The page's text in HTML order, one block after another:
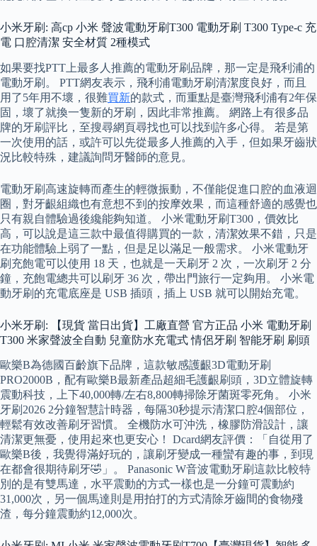
小米牙刷: 高cp 小米 聲波電動牙刷T300 電動牙刷 T300 Type-c 充
電 口腔清潔 安全材質 2種模式
如果要找PTT上最多人推薦的電動牙刷品牌，那一定是飛利浦的
電動牙刷。 PTT網友表示，飛利浦電動牙刷清潔度良好，而且
用了5年用不壞，很難買新的款式，而重點是臺灣飛利浦有2年保
固，壞了就換一隻新的牙刷，因此非常推薦。 網路上有很多品
牌的牙刷評比，至搜尋網頁尋找也可以找到許多心得。 若是第
一次使用的話，或許可以先從最多人推薦的入手，但如果牙齒狀
況比較特殊，建議詢問牙醫師的意見。
電動牙刷高速旋轉而產生的輕微振動，不僅能促進口腔的血液迴
圈，對牙齦組織也有意想不到的按摩效果，而這種舒適的感覺也
只有親自體驗過後纔能夠知道。 小米電動牙刷T300，價效比
高，可以說是這三款中最值得購買的一款，清潔效果不錯，只是
在功能體驗上弱了一點，但是足以滿足一般需求。 小米電動牙
刷充飽電可以使用 18 天，也就是一天刷牙 2 次，一次刷牙 2 分
鐘，充飽電總共可以刷牙 36 次，帶出門旅行一定夠用。 小米電
動牙刷的充電底座是 USB 插頭，插上 USB 就可以開始充電。
小米牙刷: 【現貨 當日出貨】工廠直營 官方正品 小米 電動牙刷
T300 米家聲波全自動 兒童防水充電式 情侶牙刷 智能牙刷 刷頭
歐樂B為德國百齡旗下品牌，這款敏感護齦3D電動牙刷
PRO2000B，配有歐樂B最新產品超細毛護齦刷頭，3D立體旋轉
震動科技，上下40,000轉/左右8,800轉掃除牙菌斑零死角。 小米
牙刷2026 2分鐘智慧計時器，每隔30秒提示清潔口腔4個部位，
輕鬆有效改善刷牙習慣。 全機防水可沖洗，橡膠防滑設計，讓
清潔更無憂，使用起來也更安心！ Dcard網友評價：「自從用了
歐樂B後，我覺得滿好玩的，讓刷牙變成一種蠻有趣的事，到現
在都會很期待刷牙🤣」。 Panasonic W音波電動牙刷這款比較特
別的是有雙馬達，水平震動的方式一樣也是一分鐘可震動約
31,000次，另一個馬達則是用拍打的方式清除牙齒間的食物殘
渣，每分鐘震動約12,000次。